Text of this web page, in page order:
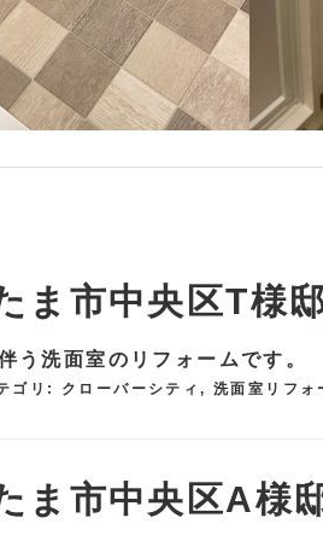
ま市中央区T様
う洗面室のリフォームです。
ゴリ: クローバーシティ,洗面室リフォ
ま市中央区A様